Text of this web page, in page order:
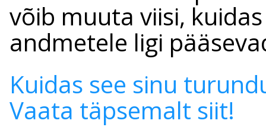
võib muuta viisi,
andmetele ligi
Kuidas see sinu
Vaata täpsemalt siit!